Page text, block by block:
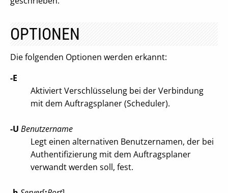
OPTIONEN
Die folgenden Optionen werden erkannt:
-E
Aktiviert Verschlüsselung bei der Verbindung
mit dem Auftragsplaner (Scheduler).
-U Benutzername
Legt einen alternativen Benutzernamen, der bei
Authentifizierung mit dem Auftragsplaner
verwandt werden soll, fest.